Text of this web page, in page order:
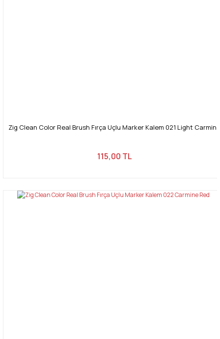
Zig Clean Color Real Brush Fırça Uçlu Marker Kalem 021 Light Carmine
115,00 TL